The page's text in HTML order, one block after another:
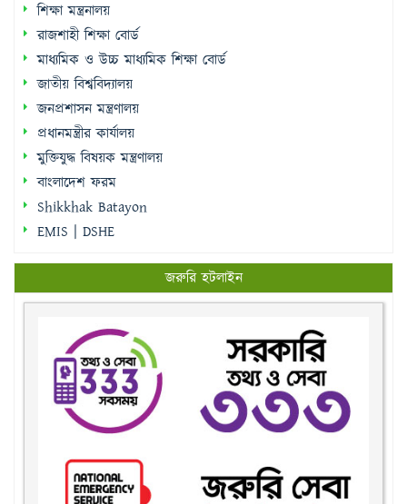
শিক্ষা মন্ত্রনালয়
রাজশাহী শিক্ষা বোর্ড
মাধ্যমিক ও উচ্চ মাধ্যমিক শিক্ষা বোর্ড
জাতীয় বিশ্ববিদ্যালয়
জনপ্রশাসন মন্ত্রণালয়
প্রধানমন্ত্রীর কার্যালয়
মুক্তিযুদ্ধ বিষয়ক মন্ত্রণালয়
বাংলাদেশ ফরম
Shikkhak Batayon
EMIS | DSHE
জরুরি হটলাইন